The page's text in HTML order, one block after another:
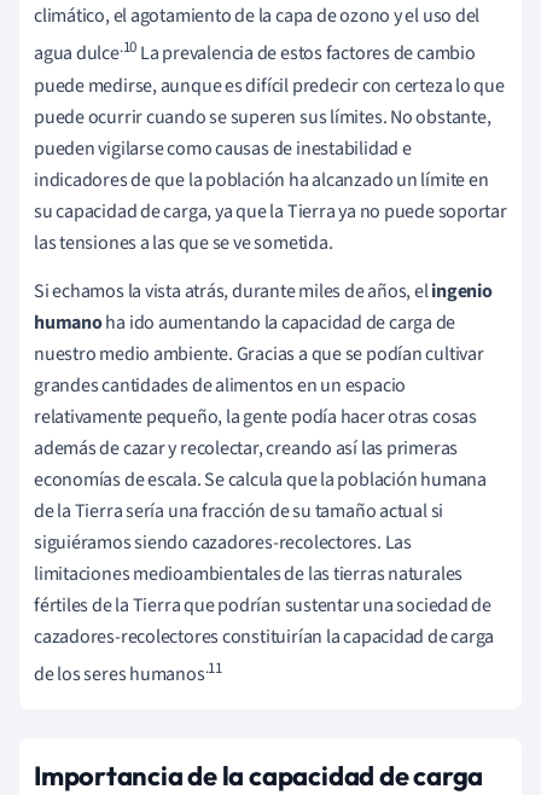
climático, el agotamiento de la capa de ozono y el uso del
agua dulce.10 La prevalencia de estos factores de cambio
puede medirse, aunque es difícil predecir con certeza lo que
puede ocurrir cuando se superen sus límites. No obstante,
pueden vigilarse como causas de inestabilidad e
indicadores de que la población ha alcanzado un límite en
su capacidad de carga, ya que la Tierra ya no puede soportar
las tensiones a las que se ve sometida.
Si echamos la vista atrás, durante miles de años, elingenio
humanoha ido aumentando la capacidad de carga de
nuestro medio ambiente. Gracias a que se podían cultivar
grandes cantidades de alimentos en un espacio
relativamente pequeño, la gente podía hacer otras cosas
además de cazar y recolectar, creando así las primeras
economías de escala. Se calcula que la población humana
de la Tierra sería una fracción de su tamaño actual si
siguiéramos siendo cazadores-recolectores. Las
limitaciones medioambientales de las tierras naturales
fértiles de la Tierra que podrían sustentar una sociedad de
cazadores-recolectores constituirían la capacidad de carga
de los seres humanos.11
Importancia de la capacidad de carga